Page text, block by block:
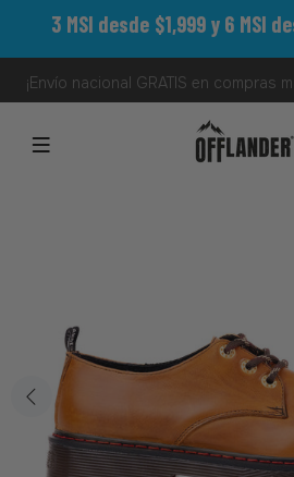
3 MSI desde $1,999 y 6 MSI
¡Envío nacional GRATIS en